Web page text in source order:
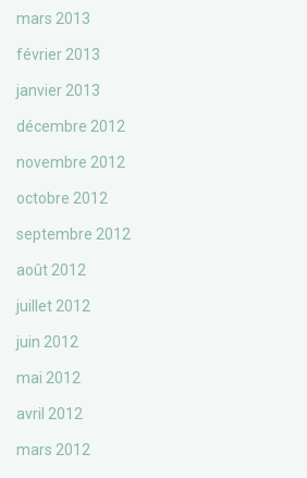
mars 2013
février 2013
janvier 2013
décembre 2012
novembre 2012
octobre 2012
septembre 2012
août 2012
juillet 2012
juin 2012
mai 2012
avril 2012
mars 2012